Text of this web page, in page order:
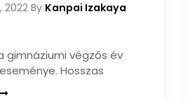
2022 By Kanpai Izakaya
gimnáziumi végzős év
Hosszas